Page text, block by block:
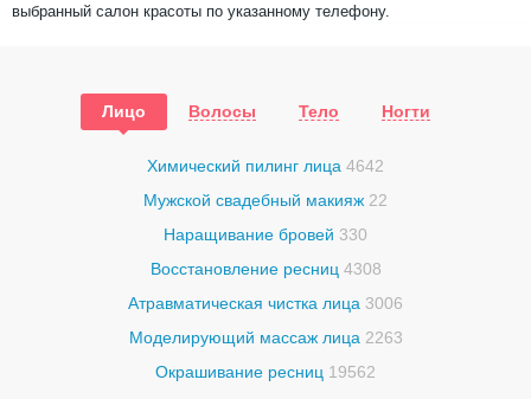
выбранный салон красоты по указанному телефону.
Лицо Волосы Тело Ногти
Химический пилинг лица 4642
Мужской свадебный макияж 22
Наращивание бровей 330
Восстановление ресниц 4308
Атравматическая чистка лица 3006
Моделирующий массаж лица 2263
Окрашивание ресниц 19562